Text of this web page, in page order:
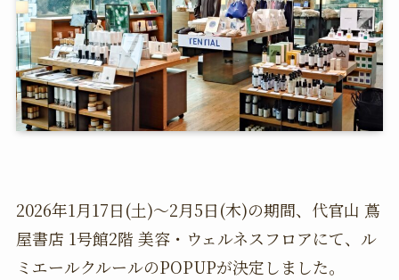
2026年1月17日(土)〜2月5日(木)の期間、代官山 蔦
屋書店 1号館2階 美容・ウェルネスフロアにて、ル
ミエールクルールのPOPUPが決定しました。